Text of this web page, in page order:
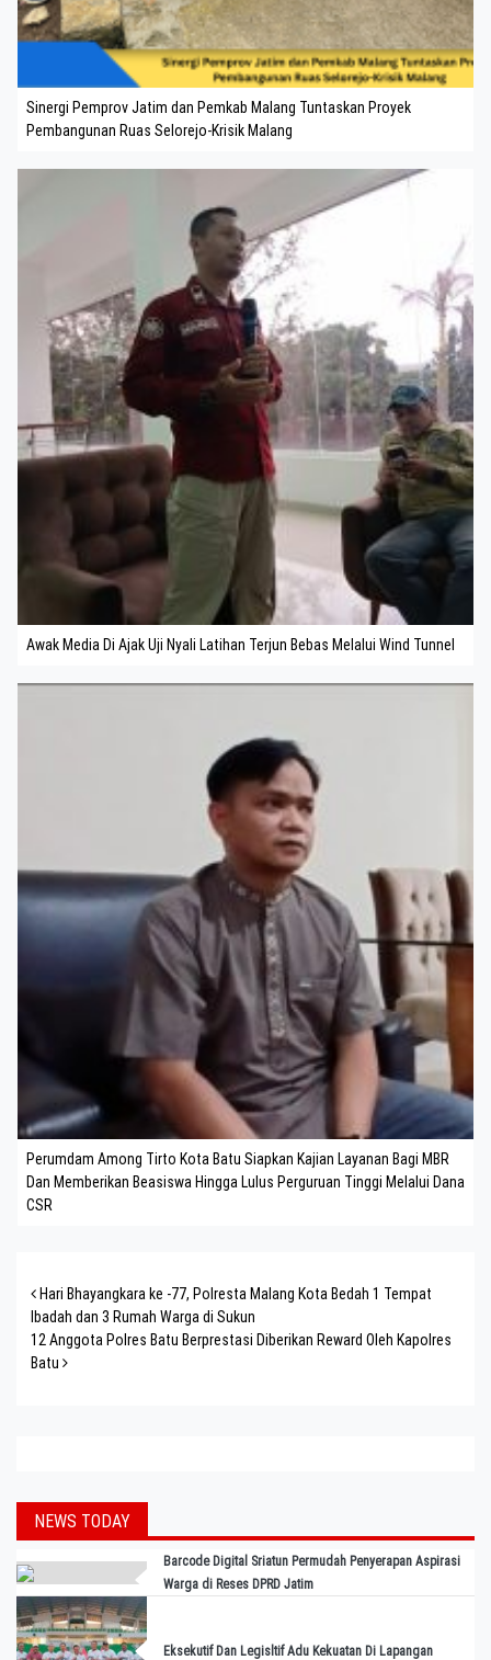
Sinergi Pemprov Jatim dan Pemkab Malang Tuntaskan Proyek
Pembangunan Ruas Selorejo-Krisik Malang
Awak Media Di Ajak Uji Nyali Latihan Terjun Bebas Melalui Wind Tunnel
Perumdam Among Tirto Kota Batu Siapkan Kajian Layanan Bagi MBR
Dan Memberikan Beasiswa Hingga Lulus Perguruan Tinggi Melalui Dana
CSR
Post navigation
Hari Bhayangkara ke -77, Polresta Malang Kota Bedah 1 Tempat
Ibadah dan 3 Rumah Warga di Sukun
12 Anggota Polres Batu Berprestasi Diberikan Reward Oleh Kapolres
Batu
NEWS TODAY
Barcode Digital Sriatun Permudah Penyerapan Aspirasi
Warga di Reses DPRD Jatim
Eksekutif Dan Legisltif Adu Kekuatan Di Lapangan